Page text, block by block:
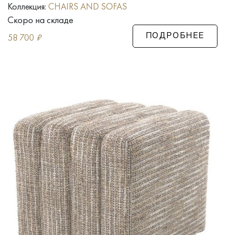
Коллекция: CHAIRS AND SOFAS
Скоро на складе
58 700 ₽ ПОДРОБНЕЕ